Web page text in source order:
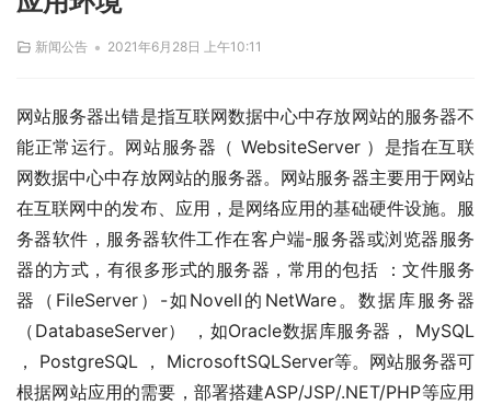
新闻公告 • 2021年6月28日 上午10:11
网站服务器出错是指互联网数据中心中存放网站的服务器不
能正常运行。网站服务器（ WebsiteServer ）是指在互联
网数据中心中存放网站的服务器。网站服务器主要用于网站
在互联网中的发布、应用，是网络应用的基础硬件设施。服
务器软件，服务器软件工作在客户端-服务器或浏览器服务
器的方式，有很多形式的服务器，常用的包括 ：文件服务
器（FileServer）-如NovelI的NetWare。数据库服务器
（DatabaseServer） ，如Oracle数据库服务器， MySQL
， PostgreSQL ， MicrosoftSQLServer等。网站服务器可
根据网站应用的需要，部署搭建ASP/JSP/.NET/PHP等应用